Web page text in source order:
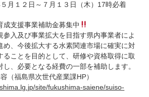
月１２日～７月１３日（木）17時必着
支援事業補助金募集中
参入及び事業拡大を目指す県内事業者によ
め、今後拡大する水素関連市場に確実に対
ることを目的として、研修や資格取得に取
し、必要となる経費の一部を補助します。
（福島県次世代産業課HP）
site/fukushima-saiene/suiso-